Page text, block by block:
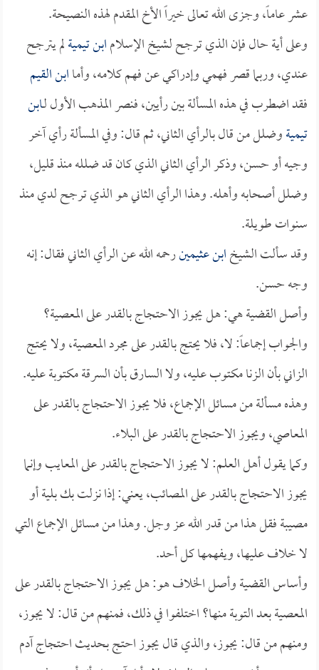
عشر عاماً، وجزى الله تعالى خيراً الأخ المقدم لهذه النصيحة.
وعلى أية حال فإن الذي ترجح لشيخ الإسلامابن تيميةلم يترجح
عندي، وربما قصر فهمي وإدراكي عن فهم كلامه، وأماابن القيم
فقد اضطرب في هذه المسألة بين رأيين، فنصر المذهب الأول لـابن
تيميةوضلل من قال بالرأي الثاني، ثم قال: وفي المسألة رأي آخر
وجيه أو حسن، وذكر الرأي الثاني الذي كان قد ضلله منذ قليل،
وضلل أصحابه وأهله. وهذا الرأي الثاني هو الذي ترجح لدي منذ
سنوات طويلة.
وقد سألت الشيخابن عثيمينرحمه الله عن الرأي الثاني فقال: إنه
وجه حسن.
وأصل القضية هي: هل يجوز الاحتجاج بالقدر على المعصية؟
والجواب إجماعاً: لا، فلا يحتج بالقدر على مجرد المعصية، ولا يحتج
الزاني بأن الزنا مكتوب عليه، ولا السارق بأن السرقة مكتوبة عليه.
وهذه مسألة من مسائل الإجماع، فلا يجوز الاحتجاج بالقدر على
المعاصي، ويجوز الاحتجاج بالقدر على البلاء.
وكما يقول أهل العلم: لا يجوز الاحتجاج بالقدر على المعايب وإنما
يجوز الاحتجاج بالقدر على المصائب، يعني: إذا نزلت بك بلية أو
مصيبة فقل هذا من قدر الله عز وجل. وهذا من مسائل الإجماع التي
لا خلاف عليها، ويفهمها كل أحد.
وأساس القضية وأصل الخلاف هو: هل يجوز الاحتجاج بالقدر على
المعصية بعد التوبة منها؟ اختلفوا في ذلك، فمنهم من قال: لا يجوز،
ومنهم من قال: يجوز، والذي قال يجوز احتج بحديث احتجاج آدم